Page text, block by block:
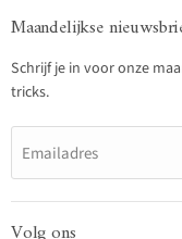
Maandelijkse
Schrijf je in voor onze
tricks.
Emailadres